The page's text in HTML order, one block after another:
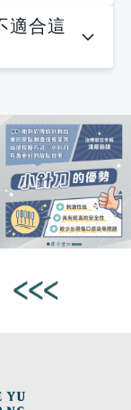
適合這